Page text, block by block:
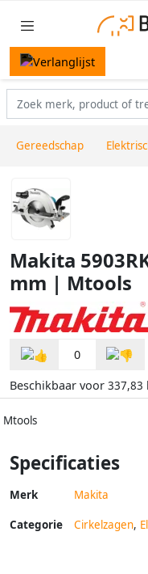
Gereedschap
Makita
mm | Mtools
0
Beschikbaar voor 337,83
Mtools
Specificaties
Merk Makita
Categorie Cirkelzagen,